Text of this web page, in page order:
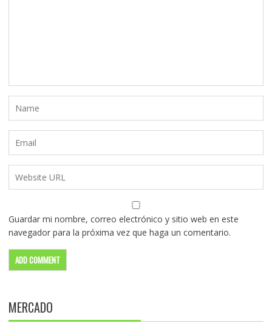
Guardar mi nombre, correo electrónico y sitio web en este
navegador para la próxima vez que haga un comentario.
MERCADO